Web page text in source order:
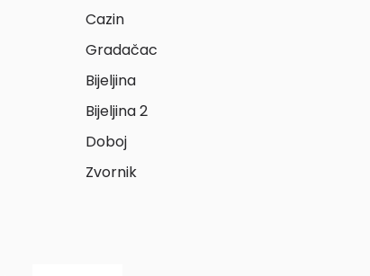
Cazin
Gradačac
Bijeljina
Bijeljina 2
Doboj
Zvornik